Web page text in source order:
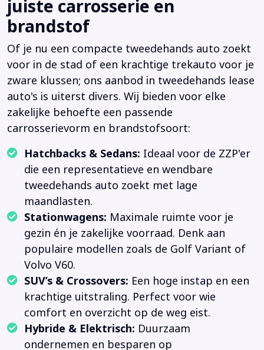
juiste carrosserie en
brandstof
Of je nu een compacte tweedehands auto zoekt
voor in de stad of een krachtige trekauto voor je
zware klussen; ons aanbod in tweedehands lease
auto's is uiterst divers. Wij bieden voor elke
zakelijke behoefte een passende
carrosserievorm en brandstofsoort:
Hatchbacks & Sedans: Ideaal voor de ZZP'er
die een representatieve en wendbare
tweedehands auto zoekt met lage
maandlasten.
Stationwagens: Maximale ruimte voor je
gezin én je zakelijke voorraad. Denk aan
populaire modellen zoals de Golf Variant of
Volvo V60.
SUV’s & Crossovers: Een hoge instap en een
krachtige uitstraling. Perfect voor wie
comfort en overzicht op de weg eist.
Hybride & Elektrisch: Duurzaam
ondernemen en besparen op